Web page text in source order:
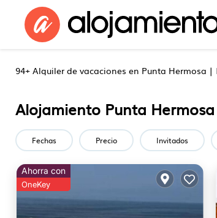
94+ Alquiler de vacaciones en Punta Hermosa |
Alojamiento Punta Hermosa
Fechas Precio Invitados
Ahorra con
OneKey